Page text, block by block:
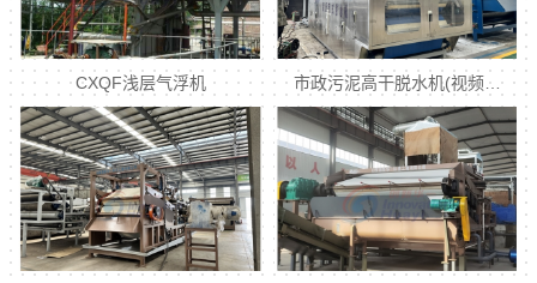
CXQF浅层气浮机 市政污泥高干脱水机(视频…